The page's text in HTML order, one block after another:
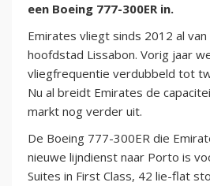
een Boeing 777-300ER in.
Emirates vliegt sinds 2012 al van
hoofdstad Lissabon. Vorig jaar
vliegfrequentie verdubbeld tot
Nu al breidt Emirates de
markt nog verder uit.
De Boeing 777-300ER die
nieuwe lijndienst naar Porto is
Suites in First Class, 42 lie-flat